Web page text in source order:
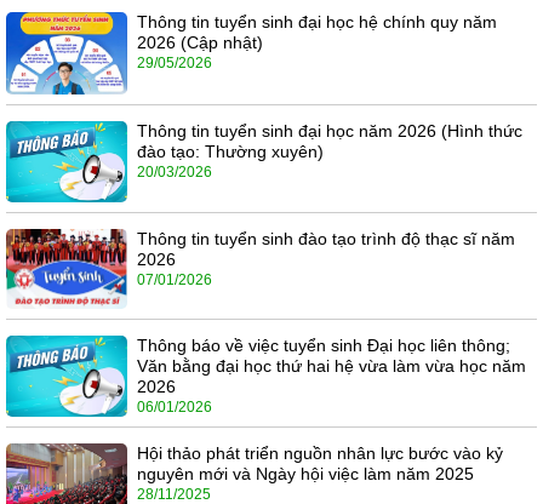
Thông tin tuyển sinh đại học hệ chính quy năm
2026 (Cập nhật)
29/05/2026
Thông tin tuyển sinh đại học năm 2026 (Hình thức
đào tạo: Thường xuyên)
20/03/2026
Thông tin tuyển sinh đào tạo trình độ thạc sĩ năm
2026
07/01/2026
Thông báo về việc tuyển sinh Đại học liên thông;
Văn bằng đại học thứ hai hệ vừa làm vừa học năm
2026
06/01/2026
Hội thảo phát triển nguồn nhân lực bước vào kỷ
nguyên mới và Ngày hội việc làm năm 2025
28/11/2025